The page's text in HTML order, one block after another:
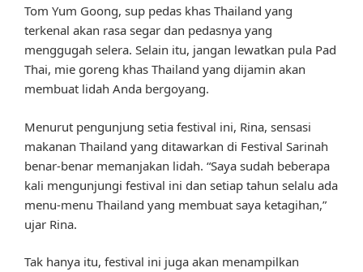
Tom Yum Goong, sup pedas khas Thailand yang
terkenal akan rasa segar dan pedasnya yang
menggugah selera. Selain itu, jangan lewatkan pula Pad
Thai, mie goreng khas Thailand yang dijamin akan
membuat lidah Anda bergoyang.
Menurut pengunjung setia festival ini, Rina, sensasi
makanan Thailand yang ditawarkan di Festival Sarinah
benar-benar memanjakan lidah. “Saya sudah beberapa
kali mengunjungi festival ini dan setiap tahun selalu ada
menu-menu Thailand yang membuat saya ketagihan,”
ujar Rina.
Tak hanya itu, festival ini juga akan menampilkan